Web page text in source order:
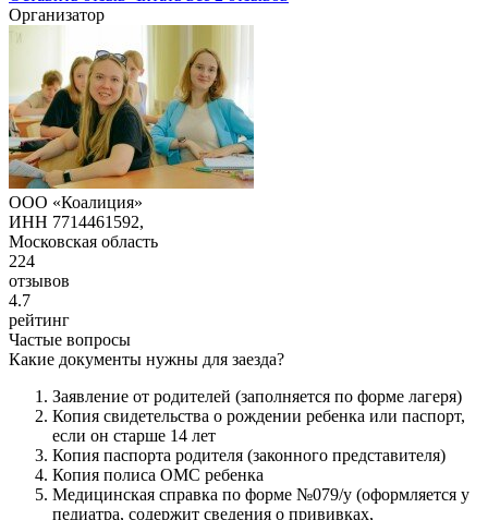
Организатор
ООО «Коалиция»
ИНН 7714461592,
Московская область
224
отзывов
4.7
рейтинг
Частые вопросы
Какие документы нужны для заезда?
Заявление от родителей (заполняется по форме лагеря)
Копия свидетельства о рождении ребенка или паспорт,
если он старше 14 лет
Копия паспорта родителя (законного представителя)
Копия полиса ОМС ребенка
Медицинская справка по форме №079/у (оформляется у
педиатра, содержит сведения о прививках,